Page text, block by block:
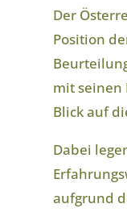
Der
Position
mit seinen
Blick auf
Dabei
aufgrund